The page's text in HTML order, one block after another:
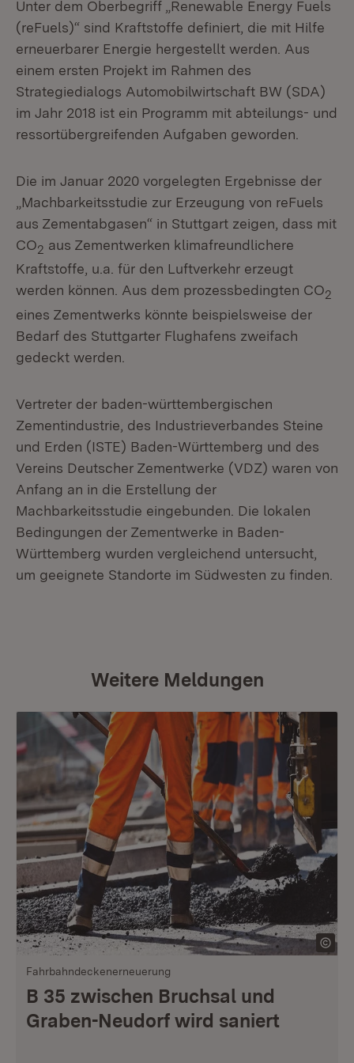
Unter dem Oberbegriff „Renewable Energy Fuels
(reFuels)“ sind Kraftstoffe definiert, die mit Hilfe
erneuerbarer Energie hergestellt werden. Aus
einem ersten Projekt im Rahmen des
Strategiedialogs Automobilwirtschaft BW (SDA)
im Jahr 2018 ist ein Programm mit abteilungs- und
ressortübergreifenden Aufgaben geworden.
Die im Januar 2020 vorgelegten Ergebnisse der
„Machbarkeitsstudie zur Erzeugung von reFuels
aus Zementabgasen“ in Stuttgart zeigen, dass mit
CO2 aus Zementwerken klimafreundlichere
Kraftstoffe, u.a. für den Luftverkehr erzeugt
werden können. Aus dem prozessbedingten CO2
eines Zementwerks könnte beispielsweise der
Bedarf des Stuttgarter Flughafens zweifach
gedeckt werden.
Vertreter der baden-württembergischen
Zementindustrie, des Industrieverbandes Steine
und Erden (ISTE) Baden-Württemberg und des
Vereins Deutscher Zementwerke (VDZ) waren von
Anfang an in die Erstellung der
Machbarkeitsstudie eingebunden. Die lokalen
Bedingungen der Zementwerke in Baden-
Württemberg wurden vergleichend untersucht,
um geeignete Standorte im Südwesten zu finden.
Weitere Meldungen
Fahrbahndeckenerneuerung
B 35 zwischen Bruchsal und
Graben-Neudorf wird saniert